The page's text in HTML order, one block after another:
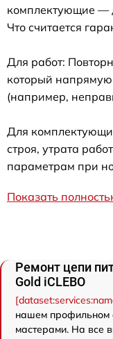
комплектующие —
Что считается
Для работ:
который
(например,
Для
строя, утрата
параметрам при
Показать
Ремонт цепи
Gold iCLEBO
нашем профильном
мастерами. На все